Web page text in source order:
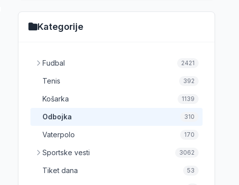
Kategorije
Fudbal 2421
Tenis 392
Košarka 1139
Odbojka 310
Vaterpolo 170
Sportske vesti 3062
Tiket dana 53